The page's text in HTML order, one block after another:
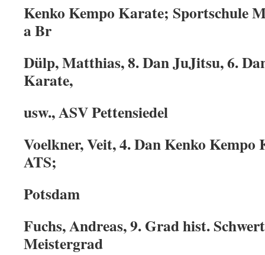
Kenko Kempo Karate; Sportschule
a Br
Dülp, Matthias, 8. Dan JuJitsu, 6.
Karate,
usw., ASV Pettensiedel
Voelkner, Veit, 4. Dan Kenko
ATS;
Potsdam
Fuchs, Andreas, 9. Grad hist.
Meistergrad